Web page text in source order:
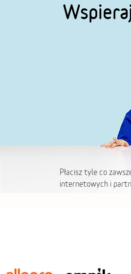
Płacisz tyle co
internetowych i